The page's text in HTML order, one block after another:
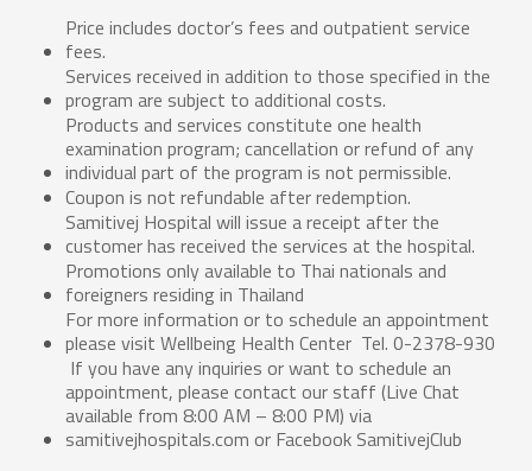
Price includes doctor’s fees and outpatient service
fees.
Services received in addition to those specified in the
program are subject to additional costs.
Products and services constitute one health
examination program; cancellation or refund of any
individual part of the program is not permissible.
Coupon is not refundable after redemption.
Samitivej Hospital will issue a receipt after the
customer has received the services at the hospital.
Promotions only available to Thai nationals and
foreigners residing in Thailand
For more information or to schedule an appointment
please visit Wellbeing Health Center Tel. 0-2378-930
If you have any inquiries or want to schedule an
appointment, please contact our staff (Live Chat
available from 8:00 AM – 8:00 PM) via
samitivejhospitals.com or Facebook SamitivejClub